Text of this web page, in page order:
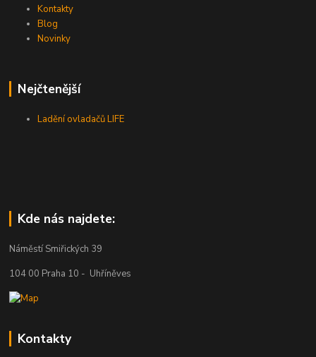
Kontakty
Blog
Novinky
Nejčtenější
Ladění ovladačů LIFE
Kde nás najdete:
Náměstí Smiřických 39
104 00 Praha 10 - Uhříněves
Kontakty